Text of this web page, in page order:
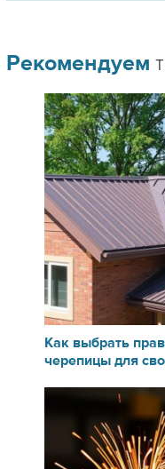
Рекомендуем
Как выбрать
черепицы для